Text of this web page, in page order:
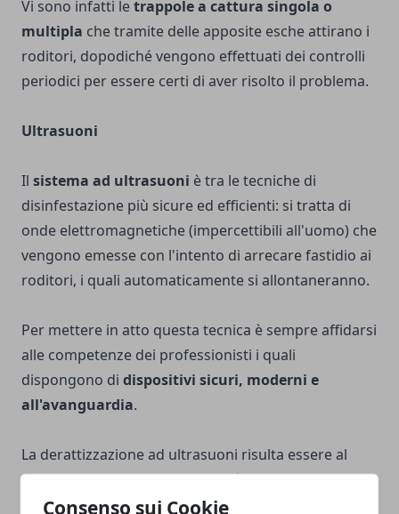
Consenso sui Cookie
Vi sono infatti letrappole a cattura singola o
multipla che tramite delle apposite esche attirano i
roditori, dopodiché vengono effettuati dei controlli
periodici per essere certi di aver risolto il problema.
Ultrasuoni
Il sistema ad ultrasuoni è tra le tecniche di
disinfestazione più sicure ed efficienti: si tratta di
onde elettromagnetiche (impercettibili all'uomo) che
vengono emesse con l'intento di arrecare fastidio ai
roditori, i quali automaticamente si allontaneranno.
Per mettere in atto questa tecnica è sempre affidarsi
alle competenze dei professionisti i quali
dispongono di dispositivi sicuri, moderni e
all'avanguardia.
La derattizzazione ad ultrasuoni risulta essere al
giorno d'oggi uno dei metodi più rapidi e funzionali
al fine di effettuare unintervento efficace ed